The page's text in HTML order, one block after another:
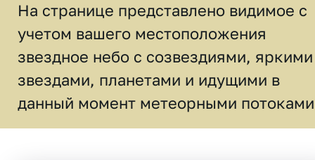
На странице представлено видимое c
учетом вашего местоположения
звездное небо c созвездиями, яркими
звездами, планетами и идущими в
данный момент метеорными